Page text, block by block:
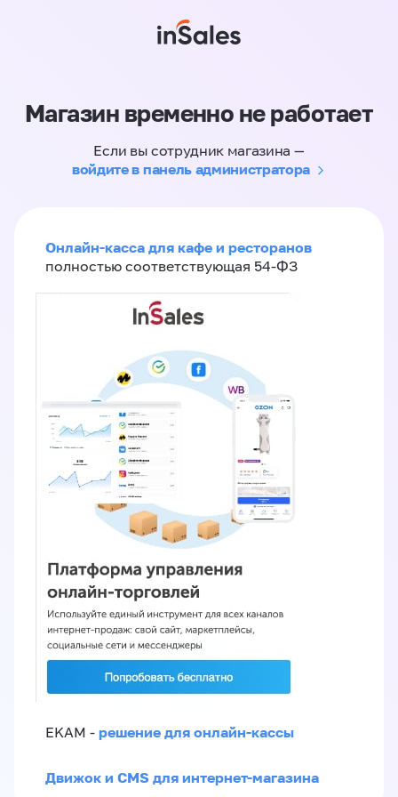
Магазин временно не работает
Если вы сотрудник магазина —
войдите в панель администратора
Онлайн-касса для кафе и ресторанов
полностью соответствующая 54-ФЗ
EKAM - решение для онлайн-кассы
Движок и CMS для интернет-магазина